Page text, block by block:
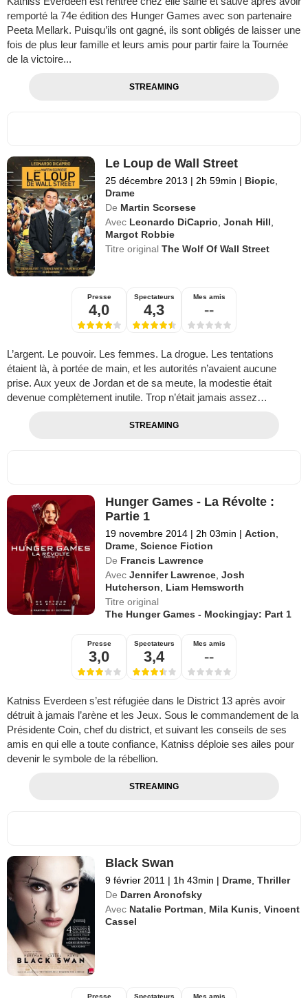
remporté la 74e édition des Hunger Games avec son partenaire
Peeta Mellark. Puisqu’ils ont gagné, ils sont obligés de laisser une
fois de plus leur famille et leurs amis pour partir faire la Tournée
de la victoire...
STREAMING
Le Loup de Wall Street
25 décembre 2013 | 2h 59min | Biopic
Drame
De Martin Scorsese
Avec Leonardo DiCaprio ,Jonah Hill
Margot Robbie
Titre originalThe Wolf Of Wall Street
Presse
4,0
Spectateurs
4,3
Mes amis
--
L’argent. Le pouvoir. Les femmes. La drogue. Les tentations
étaient là, à portée de main, et les autorités n’avaient aucune
prise. Aux yeux de Jordan et de sa meute, la modestie était
devenue complètement inutile. Trop n’était jamais assez…
STREAMING
Hunger Games - La Révolte :
Partie 1
19 novembre 2014 | 2h 03min | Action
Drame ,Science Fiction
De Francis Lawrence
Avec Jennifer Lawrence ,Josh
Hutcherson
Liam Hemsworth
Titre original
The Hunger Games - Mockingjay: Part 1
Presse
3,0
Spectateurs
3,4
Mes amis
--
Katniss Everdeen s’est réfugiée dans le District 13 après avoir
détruit à jamais l’arène et les Jeux. Sous le commandement de la
Présidente Coin, chef du district, et suivant les conseils de ses
amis en qui elle a toute confiance, Katniss déploie ses ailes pour
devenir le symbole de la rébellion.
STREAMING
Black Swan
9 février 2011 | 1h 43min | Drame ,Thriller
De Darren Aronofsky
Avec Natalie Portman Mila Kunis ,Vincent
Cassel
Presse Spectateurs Mes amis